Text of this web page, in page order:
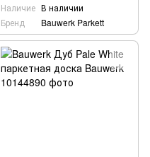
Наличие В наличии
Бренд
Bauwerk Parkett